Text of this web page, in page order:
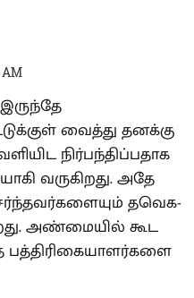
AM
வைத்து தனக்கு
நிர்பந்திப்பதாக
வருகிறது. அதே
தவெக-
அண்மையில் கூட